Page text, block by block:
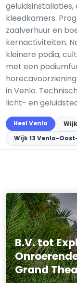
geluidsinstallaties,
kleedkamers.
zaalverhuur en
kernactiviteiten.
kleinere podia,
met een
in Venlo.
licht- en
Heel Venlo
Wijk 13 Venlo-
B.V. tot
Grand